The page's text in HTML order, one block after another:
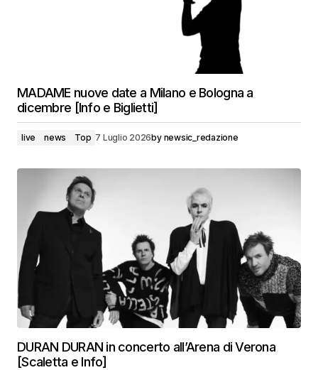
MADAME nuove date a Milano e Bologna a
dicembre [Info e Biglietti]
live news Top 7 Luglio 2026by newsic_redazione
DURAN DURAN in concerto all’Arena di Verona
[Scaletta e Info]